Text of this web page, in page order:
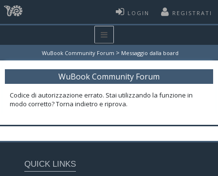
LOGIN REGISTRATI
WuBook Community Forum > Messaggio dalla board
WuBook Community Forum
Codice di autorizzazione errato. Stai utilizzando la funzione in
modo corretto? Torna indietro e riprova.
QUICK LINKS